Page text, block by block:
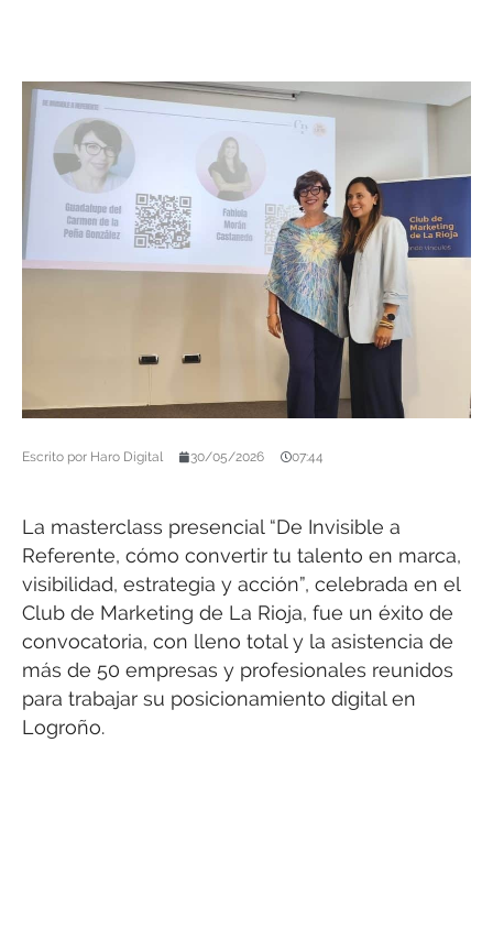
Escrito por Haro Digital 30/05/2026 07:44
La masterclass presencial “De Invisible a
Referente, cómo convertir tu talento en marca,
visibilidad, estrategia y acción”, celebrada en el
Club de Marketing de La Rioja, fue un éxito de
convocatoria, con lleno total y la asistencia de
más de 50 empresas y profesionales reunidos
para trabajar su posicionamiento digital en
Logroño.